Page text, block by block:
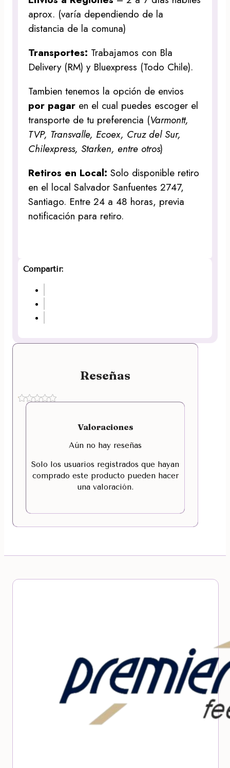
aprox. (varía dependiendo de la
distancia de la comuna)
Transportes: Trabajamos con Bla
Delivery (RM) y Bluexpress (Todo Chile).
Tambien tenemos la opción de envios
por pagar en el cual puedes escoger el
transporte de tu preferencia (Varmontt,
TVP, Transvalle, Ecoex, Cruz del Sur,
Chilexpress, Starken, entre otros)
Retiros en Local:Solo disponible retiro
en el local Salvador Sanfuentes 2747,
Santiago. Entre 24 a 48 horas, previa
notificación para retiro.
Compartir:
Reseñas
Valoraciones
Aún no hay reseñas
Solo los usuarios registrados que hayan
comprado este producto pueden hacer
una valoración.